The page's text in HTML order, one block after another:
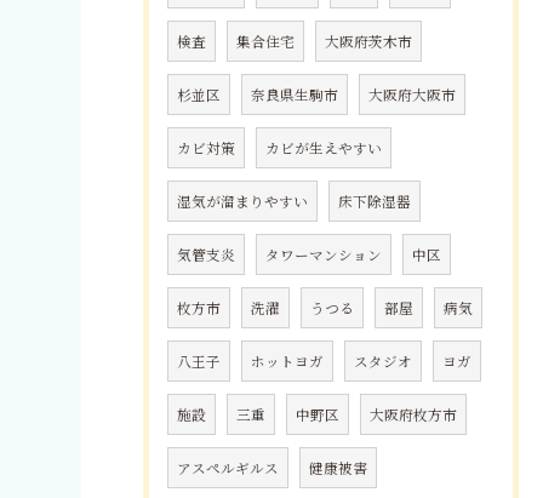
検査 集合住宅 大阪府茨木市
杉並区 奈良県生駒市 大阪府大阪市
カビ対策 カビが生えやすい
湿気が溜まりやすい 床下除湿器
気管支炎 タワーマンション 中区
枚方市 洗濯 うつる 部屋 病気
八王子 ホットヨガ スタジオ ヨガ
施設 三重 中野区 大阪府枚方市
アスペルギルス 健康被害